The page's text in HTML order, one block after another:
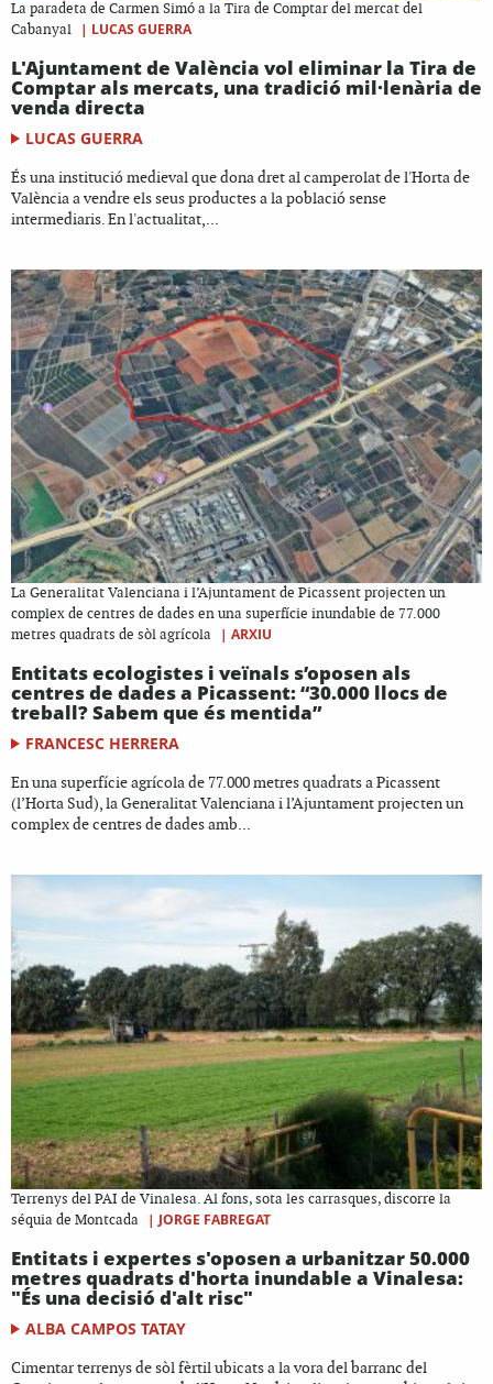
La paradeta de Carmen Simó a la Tira de Comptar del mercat del
Cabanyal
| LUCAS GUERRA
L'Ajuntament de València vol eliminar la Tira de
Comptar als mercats, una tradició mil·lenària de
venda directa
LUCAS GUERRA
És una institució medieval que dona dret al camperolat de l'Horta de
València a vendre els seus productes a la població sense
intermediaris. En l'actualitat,...
La Generalitat Valenciana i l’Ajuntament de Picassent projecten un
complex de centres de dades en una superfície inundable de 77.000
metres quadrats de sòl agrícola
| ARXIU
Entitats ecologistes i veïnals s’oposen als
centres de dades a Picassent: “30.000 llocs de
treball? Sabem que és mentida”
FRANCESC HERRERA
En una superfície agrícola de 77.000 metres quadrats a Picassent
(l’Horta Sud), la Generalitat Valenciana i l’Ajuntament projecten un
complex de centres de dades amb...
Terrenys del PAI de Vinalesa. Al fons, sota les carrasques, discorre la
séquia de Montcada
| JORGE FABREGAT
Entitats i expertes s'oposen a urbanitzar 50.000
metres quadrats d'horta inundable a Vinalesa:
"És una decisió d'alt risc"
ALBA CAMPOS TATAY
Cimentar terrenys de sòl fèrtil ubicats a la vora del barranc del